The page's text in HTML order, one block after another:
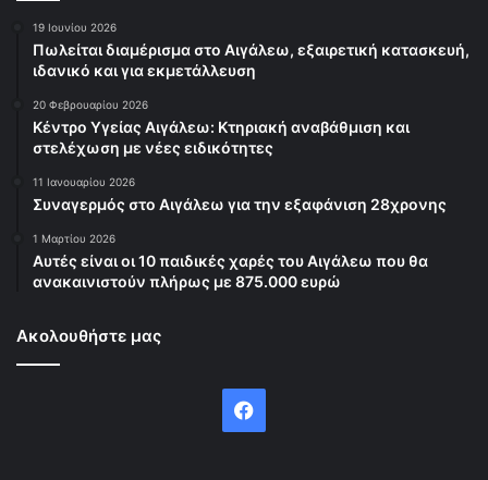
19 Ιουνίου 2026
Πωλείται διαμέρισμα στο Αιγάλεω, εξαιρετική κατασκευή,
ιδανικό και για εκμετάλλευση
20 Φεβρουαρίου 2026
Κέντρο Υγείας Αιγάλεω: Κτηριακή αναβάθμιση και
στελέχωση με νέες ειδικότητες
11 Ιανουαρίου 2026
Συναγερμός στο Αιγάλεω για την εξαφάνιση 28χρονης
1 Μαρτίου 2026
Αυτές είναι οι 10 παιδικές χαρές του Αιγάλεω που θα
ανακαινιστούν πλήρως με 875.000 ευρώ
Ακολουθήστε μας
Facebook